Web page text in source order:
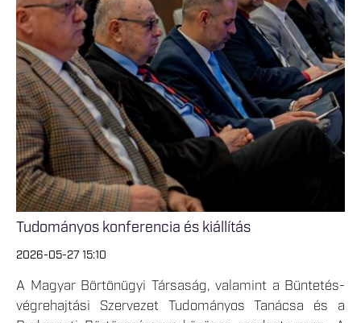
Tudományos konferencia és kiállítás
2026-05-27 15:10
A Magyar Börtönügyi Társaság, valamint a Büntetés-
végrehajtási Szervezet Tudományos Tanácsa és a